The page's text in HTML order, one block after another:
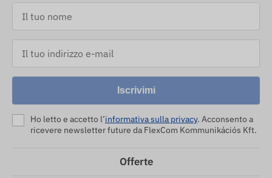
Iscrivimi
Ho letto e accetto l’informativa sulla privacy. Acconsento a
ricevere newsletter future da FlexCom Kommunikációs Kft.
Offerte